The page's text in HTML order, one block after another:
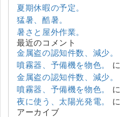
夏期休暇の予定。
猛暑、酷暑。
暑さと屋外作業。
最近のコメント
金属盗の認知件数、減少。
噴霧器、予備機を物色。
に
金属盗の認知件数、減少。
噴霧器、予備機を物色。
に
夜に使う、太陽光発電。
に
アーカイブ